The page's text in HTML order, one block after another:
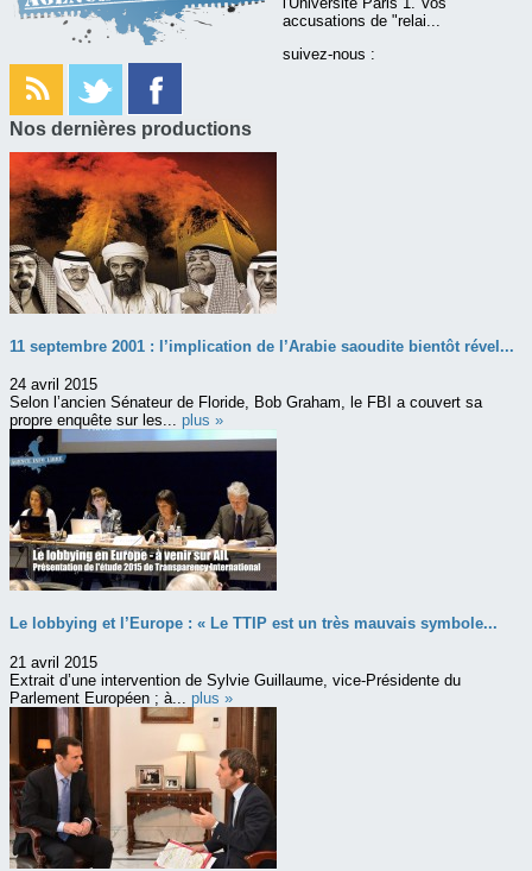
accusations de "relai...
suivez-nous :
Nos dernières productions
11 septembre 2001 : l’implication de l’Arabie saoudite bientôt rével...
24 avril 2015
Selon l’ancien Sénateur de Floride, Bob Graham, le FBI a couvert sa
propre enquête sur les... plus »
Le lobbying et l’Europe : « Le TTIP est un très mauvais symbole...
21 avril 2015
Extrait d’une intervention de Sylvie Guillaume, vice-Présidente du
Parlement Européen ; à... plus »